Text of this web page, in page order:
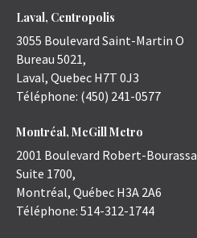
Laval, Centropolis
3055 Boulevard Saint-Martin O
Bureau 5021,
Laval, Quebec H7T 0J3
Téléphone: (450) 241-0577
Montréal, McGill Metro
2001 Boulevard Robert-Bourassa
Suite 1700,
Montréal, Québec H3A 2A6
Téléphone: 514-312-1744